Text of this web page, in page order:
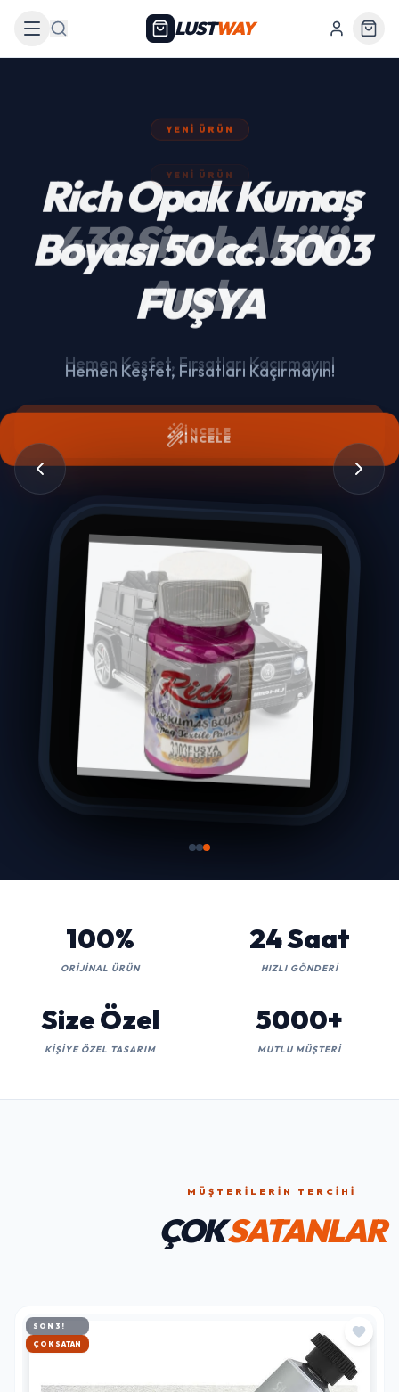
Arama LUSTWAY
439 Siyah Akülü
Araba
İNCELE
100%
ORIJINAL ÜRÜN
24 Saat
HIZLI GÖNDERI
Size Özel
KIŞIYE ÖZEL TASARIM
5000+
MUTLU MÜŞTERI
MÜŞTERILERIN TERCIHI
ÇOKSATANLAR
SON 3!
HIZLI KARGO